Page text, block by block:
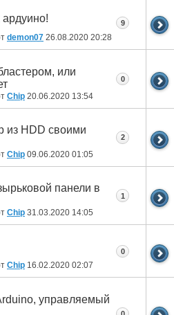
ардуино!
demon07 26.08.2020 20:28
9
или
Chip 20.06.2020 13:54
0
из HDD своими
Chip 09.06.2020 01:05
2
панели в
Chip 31.03.2020 14:05
1
Chip 16.02.2020 02:07
0
управляемый